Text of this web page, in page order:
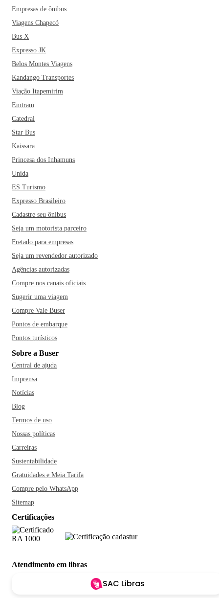
Empresas de ônibus
Viagens Chapecó
Bus X
Expresso JK
Belos Montes Viagens
Kandango Transportes
Viação Itapemirim
Emtram
Catedral
Star Bus
Kaissara
Princesa dos Inhamuns
Unida
ES Turismo
Expresso Brasileiro
Cadastre seu ônibus
Seja um motorista parceiro
Fretado para empresas
Seja um revendedor autorizado
Agências autorizadas
Compre nos canais oficiais
Sugerir uma viagem
Compre Vale Buser
Pontos de embarque
Pontos turísticos
Sobre a Buser
Central de ajuda
Imprensa
Notícias
Blog
Termos de uso
Nossas políticas
Carreiras
Sustentabilidade
Gratuidades e Meia Tarifa
Compre pelo WhatsApp
Sitemap
Certificações
Atendimento em libras
SAC Libras